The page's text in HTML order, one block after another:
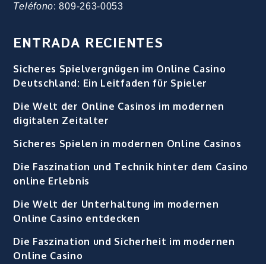
Teléfono: 809-263-0053
ENTRADA RECIENTES
Sicheres Spielvergnügen im Online Casino
Deutschland: Ein Leitfaden für Spieler
Die Welt der Online Casinos im modernen
digitalen Zeitalter
Sicheres Spielen in modernen Online Casinos
Die Faszination und Technik hinter dem Casino
online Erlebnis
Die Welt der Unterhaltung im modernen
Online Casino entdecken
Die Faszination und Sicherheit im modernen
Online Casino